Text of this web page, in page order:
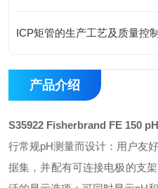
ICP矩管的生产工艺及质量控
产品介绍
S35922 Fisherbrand FE 150
行常规pH测量而设计：用户友
据集，并配有可连接电极的支